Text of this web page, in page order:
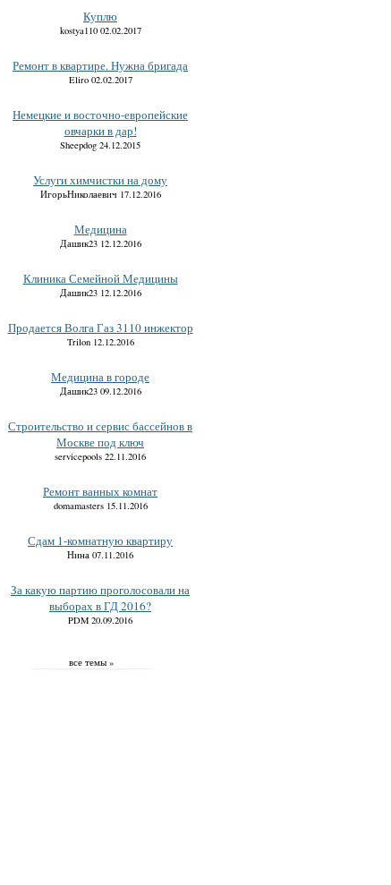
Куплю
kostya110 02.02.2017
Ремонт в квартире. Нужна бригада
Eliro 02.02.2017
Немецкие и восточно-европейские
овчарки в дар!
Sheepdog 24.12.2015
Услуги химчистки на дому
ИгорьНиколаевич 17.12.2016
Медицина
Дашик23 12.12.2016
Клиника Семейной Медицины
Дашик23 12.12.2016
Продается Волга Газ 3110 инжектор
Trilon 12.12.2016
Медицина в городе
Дашик23 09.12.2016
Строительство и сервис бассейнов в
Москве под ключ
servicepools 22.11.2016
Ремонт ванных комнат
domamasters 15.11.2016
Сдам 1-комнатную квартиру
Нина 07.11.2016
За какую партию проголосовали на
выборах в ГД 2016?
PDM 20.09.2016
все темы »